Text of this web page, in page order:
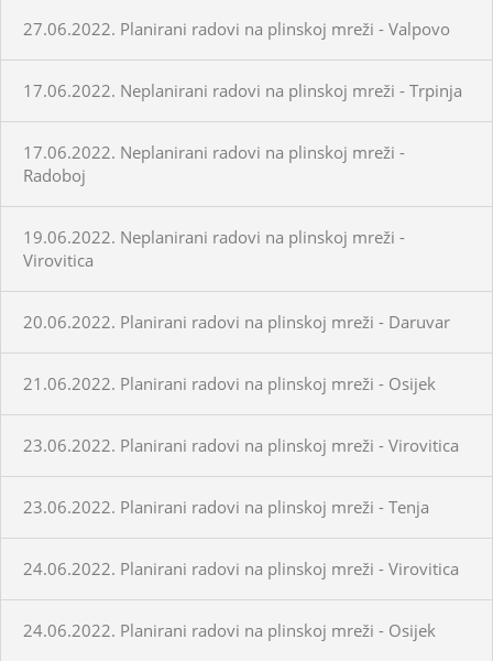
27.06.2022. Planirani radovi na plinskoj mreži - Valpovo
17.06.2022. Neplanirani radovi na plinskoj mreži - Trpinja
17.06.2022. Neplanirani radovi na plinskoj mreži -
Radoboj
19.06.2022. Neplanirani radovi na plinskoj mreži -
Virovitica
20.06.2022. Planirani radovi na plinskoj mreži - Daruvar
21.06.2022. Planirani radovi na plinskoj mreži - Osijek
23.06.2022. Planirani radovi na plinskoj mreži - Virovitica
23.06.2022. Planirani radovi na plinskoj mreži - Tenja
24.06.2022. Planirani radovi na plinskoj mreži - Virovitica
24.06.2022. Planirani radovi na plinskoj mreži - Osijek